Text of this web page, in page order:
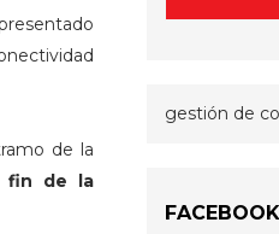
de la
fin de la
gestión de
FACEBOOK